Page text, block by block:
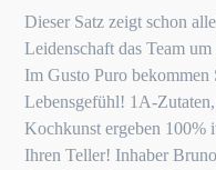
Dieser Satz zeigt schon
Leidenschaft das Team
Im Gusto Puro bekommen
Lebensgefühl! 1A-
Kochkunst ergeben 100%
Ihren Teller! Inhaber